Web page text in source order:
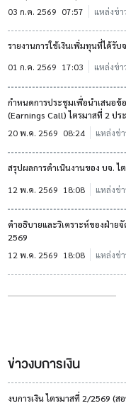
03 ก.ค. 2569 07:57 แหล่งข่า
รายงานการใช้เงินเพิ่มทุนที่ได้รั
01 ก.ค. 2569 17:03 แหล่งข่า
กำหนดการประชุมเพื่อนำเสนอข้
(Earnings Call) ไตรมาสที่ 2 ปร
20 พ.ค. 2569 08:24 แหล่งข่า
สรุปผลการดำเนินงานของ บจ. ไ
12 พ.ค. 2569 18:08 แหล่งข่า
คำอธิบายและวิเคราะห์ของฝ่าย
2569
12 พ.ค. 2569 18:08 แหล่งข่า
ข่าวงบการเงิน
งบการเงิน ไตรมาสที่ 2/2569 (ส